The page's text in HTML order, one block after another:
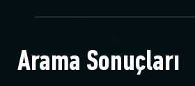
Arama Sonuçları